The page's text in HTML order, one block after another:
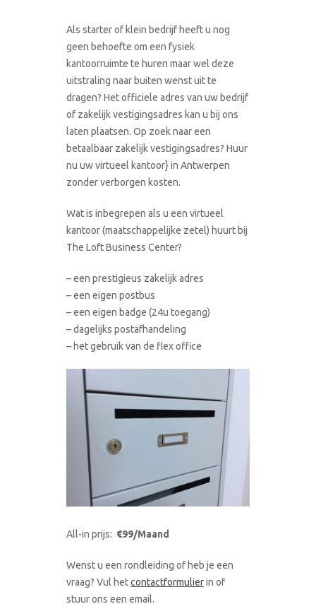
Als starter of klein bedrijf heeft u nog
geen behoefte om een fysiek
kantoorruimte te huren maar wel deze
uitstraling naar buiten wenst uit te
dragen? Het officiele adres van uw bedrijf
of zakelijk vestigingsadres kan u bij ons
laten plaatsen. Op zoek naar een
betaalbaar zakelijk vestigingsadres? Huur
nu uw virtueel kantoor} in Antwerpen
zonder verborgen kosten.
Wat is inbegrepen als u een virtueel
kantoor (maatschappelijke zetel) huurt bij
The Loft Business Center?
– een prestigieus zakelijk adres
– een eigen postbus
– een eigen badge (24u toegang)
– dagelijks postafhandeling
– het gebruik van de flex office
All-in prijs: €99/Maand
Wenst u een rondleiding of heb je een
vraag? Vul hetcontactformulierin of
stuur ons een email.